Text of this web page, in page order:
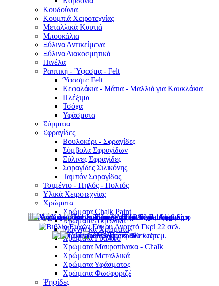
Κουδούνια
Κουμπιά Χειροτεχνίας
Μεταλλικά Κουτιά
Μπουκάλια
Ξύλινα Αντικείμενα
Ξύλινα Διακοσμητικά
Πινέλα
Ραπτική - 'Υφασμα - Felt
Ύφασμα Felt
Κεφαλάκια - Μάτια - Μαλλιά για Κουκλάκια
Πλέξιμο
Τσόχα
Υφάσματα
Σύρματα
Σφραγίδες
Βουλοκέρι - Σφραγίδες
Σύμβολα Σφραγίδων
Ξύλινες Σφραγίδες
Σφραγίδες Σιλικόνης
Ταμπόν Σφραγίδας
Τσιμέντο - Πηλός - Πολτός
Υλικά Χειροτεχνίας
Χρώματα
Χρώματα Chalk Paint
Χρώματα Ακρυλικά
Μαγνητικά Χρώματα
Χρώματα Γυαλιού
Χρώματα Μαυροπίνακα - Chalk
Χρώματα Μεταλλικά
Χρώματα Υφάσματος
Χρώματα Φωσφοριζέ
Ψηφίδες